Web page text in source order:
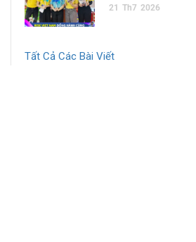
21 Th7 2026
Tất Cả Các Bài Viết